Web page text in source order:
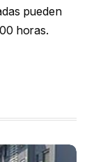
pueden
horas.